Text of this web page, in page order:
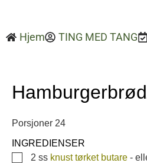
Hjem TING MED TANG
Porsjoner 24
INGREDIENSER
▢
2 ss knust tørket butare -